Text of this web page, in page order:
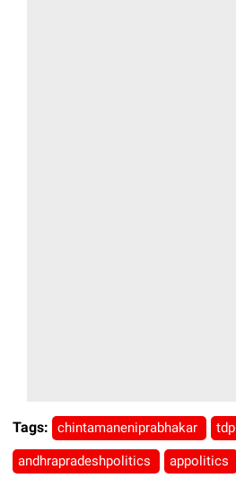
Tags: chintamaneniprabhakar tdp
andhrapradeshpolitics appolitics